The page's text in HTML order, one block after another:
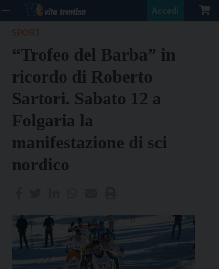
Accedi
“Trofeo del Barba” in
ricordo di Roberto
Sartori. Sabato 12 a
Folgaria la
manifestazione di sci
nordico